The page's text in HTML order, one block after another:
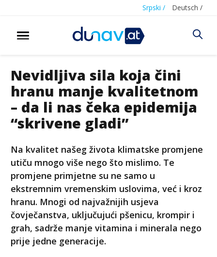
Srpski / Deutsch /
Nevidljiva sila koja čini
hranu manje kvalitetnom
– da li nas čeka epidemija
“skrivene gladi”
Na kvalitet našeg života klimatske promjene
utiču mnogo više nego što mislimo. Te
promjene primjetne su ne samo u
ekstremnim vremenskim uslovima, već i kroz
hranu. Mnogi od najvažnijih usjeva
čovječanstva, uključujući pšenicu, krompir i
grah, sadrže manje vitamina i minerala nego
prije jedne generacije.